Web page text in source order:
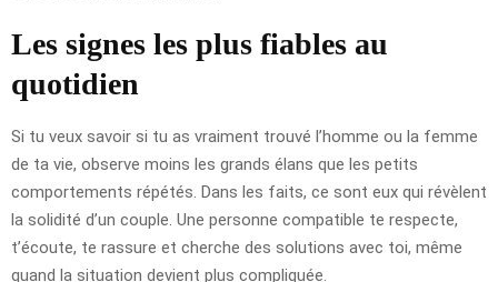
Les signes les plus fiables au
quotidien
Si tu veux savoir si tu as vraiment trouvé l’homme ou la femme
de ta vie, observe moins les grands élans que les petits
comportements répétés. Dans les faits, ce sont eux qui révèlent
la solidité d’un couple. Une personne compatible te respecte,
t’écoute, te rassure et cherche des solutions avec toi, même
quand la situation devient plus compliquée.